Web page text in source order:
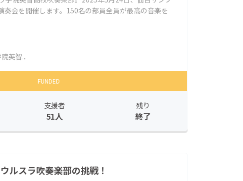
奏会を開催します。150名の部員全員が最高の音楽を
英智...
FUNDED
支援者
51人
残り
終了
ルスラ吹奏楽部の挑戦！